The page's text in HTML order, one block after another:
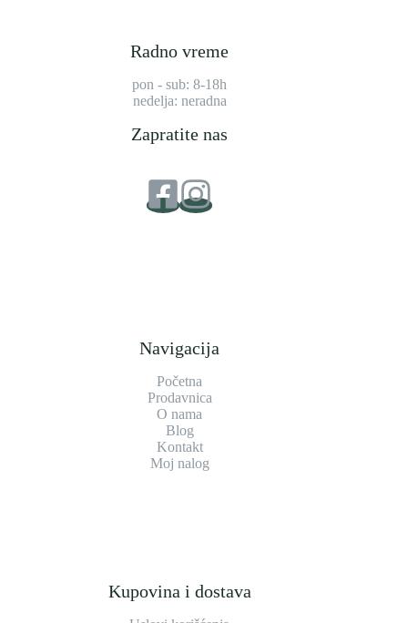
Radno vreme
pon - sub: 8-18h
nedelja: neradna
Zapratite nas
Navigacija
Početna
Prodavnica
O nama
Blog
Kontakt
Moj nalog
Kupovina i dostava